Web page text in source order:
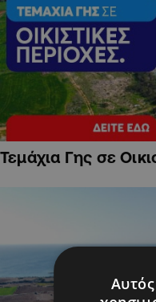
Τεμάχια Γης σε